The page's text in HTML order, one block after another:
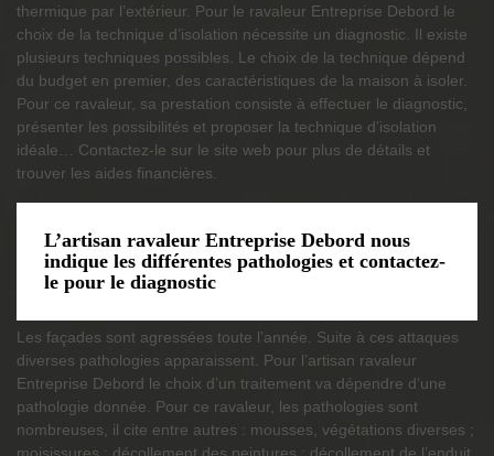
thermique par l’extérieur. Pour le ravaleur Entreprise Debord le
choix de la technique d’isolation nécessite un diagnostic. Il existe
plusieurs techniques possibles. Le choix de la technique dépend
du budget en premier, des caractéristiques de la maison à isoler.
Pour ce ravaleur, sa prestation consiste à effectuer le diagnostic,
présenter les possibilités et proposer la technique d’isolation
idéale… Contactez-le sur le site web pour plus de détails et
trouver les aides financières.
L’artisan ravaleur Entreprise Debord nous
indique les différentes pathologies et contactez-
le pour le diagnostic
Les façades sont agressées toute l’année. Suite à ces attaques
diverses pathologies apparaissent. Pour l’artisan ravaleur
Entreprise Debord le choix d’un traitement va dépendre d’une
pathologie donnée. Pour ce ravaleur, les pathologies sont
nombreuses, il cite entre autres : mousses, végétations diverses ;
moisissures ; décollement des peintures ; décollement de l’enduit